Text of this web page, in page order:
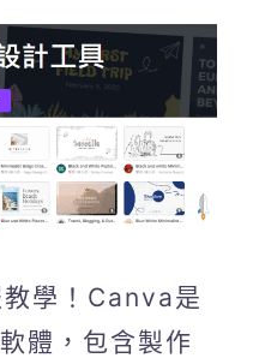
學！Canva是
體，包含製作